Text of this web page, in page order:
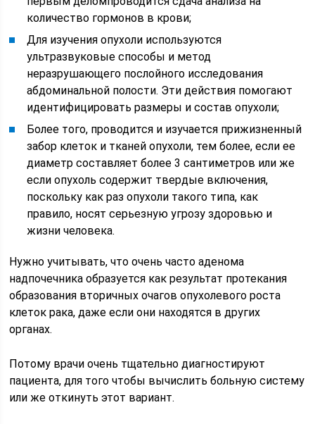
количество гормонов в крови;
Для изучения опухоли используются
ультразвуковые способы и метод
неразрушающего послойного исследования
абдоминальной полости. Эти действия помогают
идентифицировать размеры и состав опухоли;
Более того, проводится и изучается прижизненный
забор клеток и тканей опухоли, тем более, если ее
диаметр составляет более 3 сантиметров или же
если опухоль содержит твердые включения,
поскольку как раз опухоли такого типа, как
правило, носят серьезную угрозу здоровью и
жизни человека.
Нужно учитывать, что очень часто аденома
надпочечника образуется как результат протекания
образования вторичных очагов опухолевого роста
клеток рака, даже если они находятся в других
органах.
Потому врачи очень тщательно диагностируют
пациента, для того чтобы вычислить больную систему
или же откинуть этот вариант.